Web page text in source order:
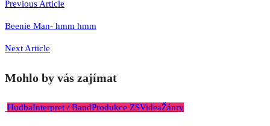
Previous Article
Beenie Man- hmm hmm
Next Article
Mohlo by vás zajímat
HudbaInterpret / BandProdukce ZSVideaŽánry